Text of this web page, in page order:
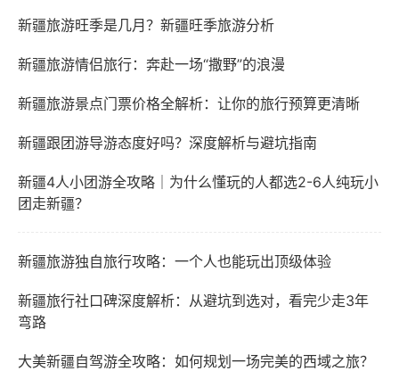
新疆旅游旺季是几月？新疆旺季旅游分析
新疆旅游情侣旅行：奔赴一场“撒野”的浪漫
新疆旅游景点门票价格全解析：让你的旅行预算更清晰
新疆跟团游导游态度好吗？深度解析与避坑指南
新疆4人小团游全攻略｜为什么懂玩的人都选2-6人纯玩小
团走新疆？
新疆旅游独自旅行攻略：一个人也能玩出顶级体验
新疆旅行社口碑深度解析：从避坑到选对，看完少走3年
弯路
大美新疆自驾游全攻略：如何规划一场完美的西域之旅？